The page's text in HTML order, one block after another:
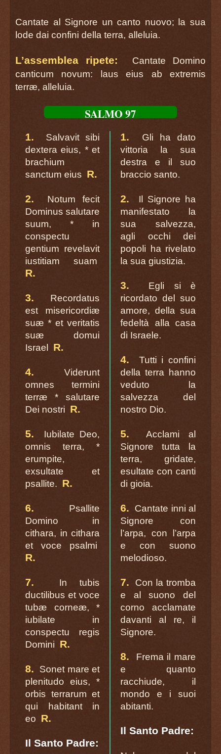
Cantate al Signore un canto nuovo; la sua
lode dai confini della terra, alleluia.
L’assemblea ripete:
Cantate Domino
canticum novum: laus eius ab extremis
terræ, alleluia.
SALMO 97
1.
Salvavit sibi
dextera eius, * et
brachium
sanctum eius R.
2.
Notum fecit
Dominus salutare
suum, * in
conspectu
gentium revelavit
iustitiam suam
R.
3.
Recordatus
est misericordiæ
suæ * et veritatis
suæ domui
Israel
R.
4.
Viderunt
omnes termini
terræ * salutare
Dei nostri R.
5.
Iubilate Deo,
omnis terra, *
erumpite,
exsultate et
psallite. R.
6.
Psallite
Domino in
cithara, in cithara
et voce psalmi
R.
7.
In tubis
ductilibus et voce
tubæ corneæ, *
iubilate in
conspectu regis
Domini R.
8.
Sonet mare et
plenitudo eius, *
orbis terrarum et
qui habitant in
eo R.
Il Santo Padre:
1.
Gli ha dato
vittoria la sua
destra e il suo
braccio santo.
2.
Il Signore ha
manifestato la
sua salvezza,
agli occhi dei
popoli ha rivelato
la sua giustizia.
3.
Egli si è
ricordato del suo
amore, della sua
fedeltà alla casa
di Israele.
4.
Tutti i confini
della terra hanno
veduto la
salvezza del
nostro Dio.
5.
Acclami al
Signore tutta la
terra, gridate,
esultate con canti
di gioia.
6.
Cantate inni al
Signore con
l’arpa, con l’arpa
e con suono
melodioso.
7.
Con la tromba
e al suono del
corno acclamate
davanti al re, il
Signore.
8.
Frema il mare
e quanto
racchiude, il
mondo e i suoi
abitanti.
Il Santo Padre: